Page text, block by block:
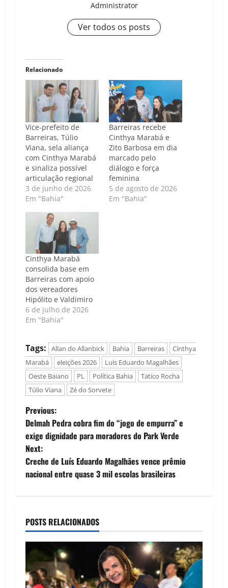
Administrator
Ver todos os posts
Relacionado
Vice-prefeito de
Barreiras, Túlio
Viana, sela aliança
com Cinthya Marabá
e sinaliza possível
articulação regional
3 de junho de 2026
Em "Bahia"
Barreiras recebe
Cinthya Marabá e
Zito Barbosa em dia
marcado pelo
diálogo e força
feminina
5 de agosto de 2026
Em "Bahia"
Cinthya Marabá
consolida base em
Barreiras com apoio
dos vereadores
Hipólito e Valdimiro
6 de julho de 2026
Em "Bahia"
Tags: Allan do Allanbick Bahia Barreiras
Cinthya
Marabá
eleições 2026
Luís Eduardo Magalhães
Oeste Baiano
PL Política Bahia
Tatico Rocha
Túlio Viana
Zé do Sorvete
P
o
s
t
a
v
i
Previous:
Delmah Pedra cobra fim do “jogo de empurra” e
exige dignidade para moradores do Park Verde
Next:
Creche de Luís Eduardo Magalhães vence prêmio
nacional entre quase 3 mil escolas brasileiras
POSTS RELACIONADOS